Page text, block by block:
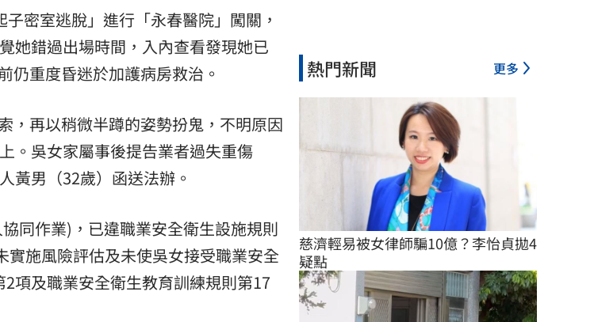
密室逃脫」進行「永春醫院」闖關，
她錯過出場時間，入內查看發現她已
仍重度昏迷於加護病房救治。
，再以稍微半蹲的姿勢扮鬼，不明原因
。吳女家屬事後提告業者過失重傷
黃男（32歲）函送法辦。
同作業)，已違職業安全衛生設施規則
施風險評估及未使吳女接受職業安全
項及職業安全衛生教育訓練規則第17
熱門新聞 更多
慈濟輕易被女律師騙10億？李怡貞拋4
疑點